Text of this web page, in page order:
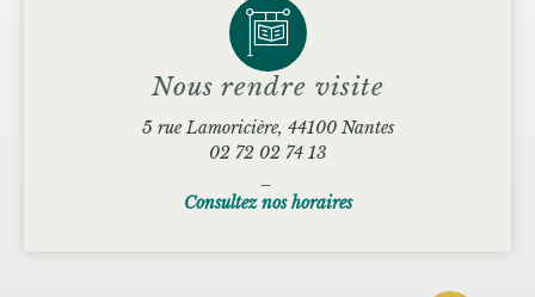
Nous rendre visite
5 rue Lamoricière, 44100 Nantes
02 72 02 74 13
Consultez nos horaires